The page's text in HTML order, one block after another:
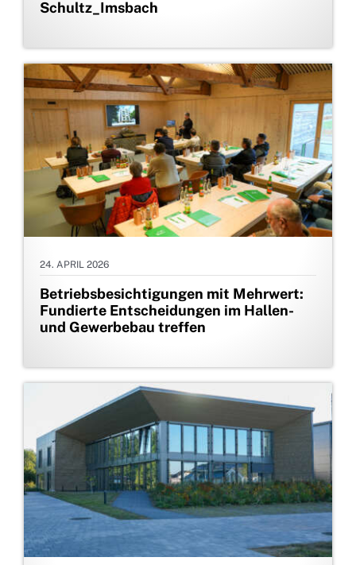
Schultz_Imsbach
24. APRIL 2026
Betriebsbesichtigungen mit Mehrwert:
Fundierte Entscheidungen im Hallen-
und Gewerbebau treffen